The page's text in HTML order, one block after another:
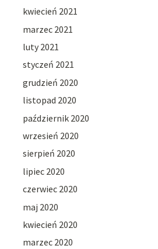
kwiecień 2021
marzec 2021
luty 2021
styczeń 2021
grudzień 2020
listopad 2020
październik 2020
wrzesień 2020
sierpień 2020
lipiec 2020
czerwiec 2020
maj 2020
kwiecień 2020
marzec 2020